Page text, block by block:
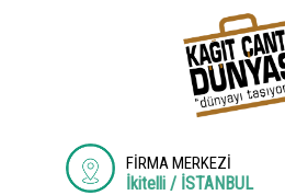
FİRMA MERKEZİ
İkitelli / İSTANBUL